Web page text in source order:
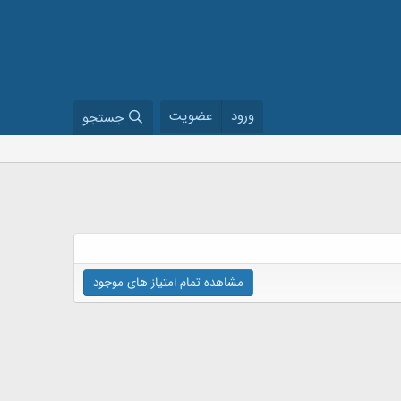
ورود عضویت جستجو
مشاهده تمام امتیاز های موجود